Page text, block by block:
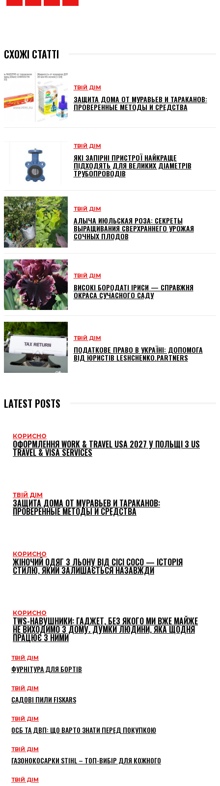
СХОЖІ СТАТТІ
ТВІЙ ДІМ
ЗАЩИТА ДОМА ОТ МУРАВЬЕВ И ТАРАКАНОВ:
ПРОВЕРЕННЫЕ МЕТОДЫ И СРЕДСТВА
ТВІЙ ДІМ
ЯКІ ЗАПІРНІ ПРИСТРОЇ НАЙКРАЩЕ
ПІДХОДЯТЬ ДЛЯ ВЕЛИКИХ ДІАМЕТРІВ
ТРУБОПРОВОДІВ
ТВІЙ ДІМ
АЛЫЧА ИЮЛЬСКАЯ РОЗА: СЕКРЕТЫ
ВЫРАЩИВАНИЯ СВЕРХРАННЕГО УРОЖАЯ
СОЧНЫХ ПЛОДОВ
ТВІЙ ДІМ
ВИСОКІ БОРОДАТІ ІРИСИ — СПРАВЖНЯ
ОКРАСА СУЧАСНОГО САДУ
ТВІЙ ДІМ
ПОДАТКОВЕ ПРАВО В УКРАЇНІ: ДОПОМОГА
ВІД ЮРИСТІВ LESHCHENKO.PARTNERS
LATEST POSTS
КОРИСНО
ОФОРМЛЕННЯ WORK & TRAVEL USA 2027 У ПОЛЬЩІ З US
TRAVEL & VISA SERVICES
ТВІЙ ДІМ
ЗАЩИТА ДОМА ОТ МУРАВЬЕВ И ТАРАКАНОВ:
ПРОВЕРЕННЫЕ МЕТОДЫ И СРЕДСТВА
КОРИСНО
ЖІНОЧИЙ ОДЯГ З ЛЬОНУ ВІД CICI COCO — ІСТОРІЯ
СТИЛЮ, ЯКИЙ ЗАЛИШАЄТЬСЯ НАЗАВЖДИ
КОРИСНО
TWS-НАВУШНИКИ: ГАДЖЕТ, БЕЗ ЯКОГО МИ ВЖЕ МАЙЖЕ
НЕ ВИХОДИМО З ДОМУ. ДУМКИ ЛЮДИНИ, ЯКА ЩОДНЯ
ПРАЦЮЄ З НИМИ
ТВІЙ ДІМ
ФУРНІТУРА ДЛЯ БОРТІВ
ТВІЙ ДІМ
САДОВІ ПИЛИ FISKARS
ТВІЙ ДІМ
ОСБ ТА ДВП: ЩО ВАРТО ЗНАТИ ПЕРЕД ПОКУПКОЮ
ТВІЙ ДІМ
ГАЗОНОКОСАРКИ STIHL – ТОП-ВИБІР ДЛЯ КОЖНОГО
ТВІЙ ДІМ